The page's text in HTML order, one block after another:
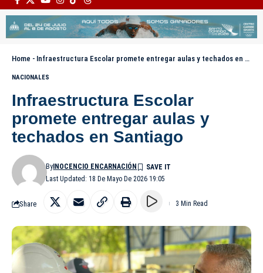
Home - Infraestructura Escolar promete entregar aulas y techados en Santiago
NACIONALES
Infraestructura Escolar
promete entregar aulas y
techados en Santiago
Last Updated: 18 De Mayo De 2026 19:05
ByINOCENCIO ENCARNACIÓN
Share 3 Min Read